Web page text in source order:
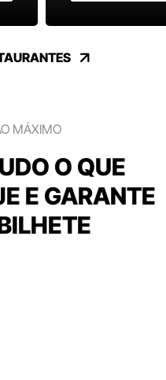
MÁXIMO
O QUE
E GARANTE